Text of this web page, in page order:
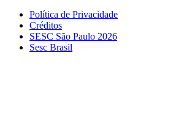
Política de Privacidade
Créditos
SESC São Paulo 2026
Sesc Brasil